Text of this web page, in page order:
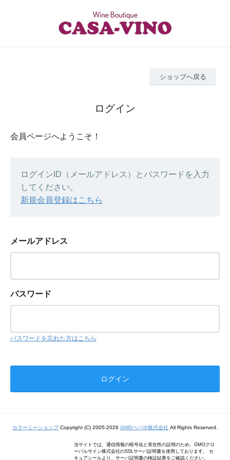
ショップへ戻る
ログイン
会員ページへようこそ！
ログインID（メールアドレス）とパスワードを入力
してください。
新規会員登録はこちら
メールアドレス
パスワード
パスワードを忘れた方はこちら
カラーミーショップCopyright (C) 2005-2026 GMOペパボ株式会社 All Rights Reserved.
当サイトでは、通信情報の暗号化と実在性の証明のため、GMOグロ
ーバルサイン株式会社のSSLサーバ証明書を使用しております。 セ
キュアシールより、サーバ証明書の検証結果をご確認ください。